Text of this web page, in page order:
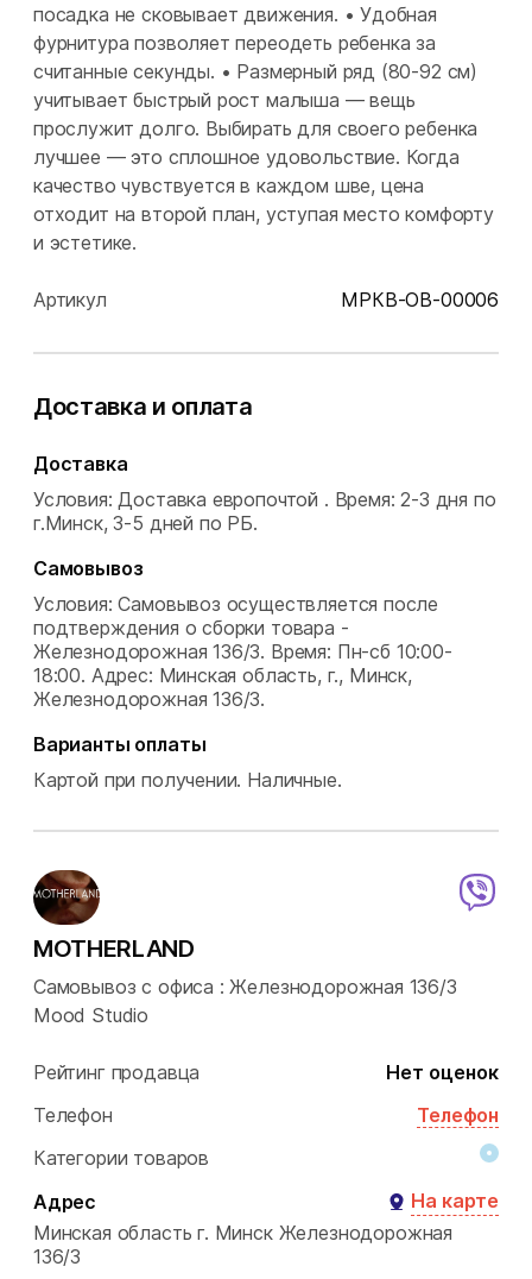
посадка не сковывает движения. • Удобная
фурнитура позволяет переодеть ребенка за
считанные секунды. • Размерный ряд (80-92 см)
учитывает быстрый рост малыша — вещь
прослужит долго. Выбирать для своего ребенка
лучшее — это сплошное удовольствие. Когда
качество чувствуется в каждом шве, цена
отходит на второй план, уступая место комфорту
и эстетике.
Артикул МРКВ-OB-00006
Доставка и оплата
Доставка
Условия: Доставка европочтой . Время: 2-3 дня по
г.Минск, 3-5 дней по РБ.
Самовывоз
Условия: Самовывоз осуществляется после
подтверждения о сборки товара -
Железнодорожная 136/3. Время: Пн-сб 10:00-
18:00. Адрес: Минская область, г., Минск,
Железнодорожная 136/3.
Варианты оплаты
Картой при получении. Наличные.
MOTHERLAND
Самовывоз с офиса : Железнодорожная 136/3
Mood Studio
Рейтинг продавца
Нет оценок
Телефон
Телефон
Категории товаров
Адрес
На карте
Минская область г. Минск Железнодорожная
136/3